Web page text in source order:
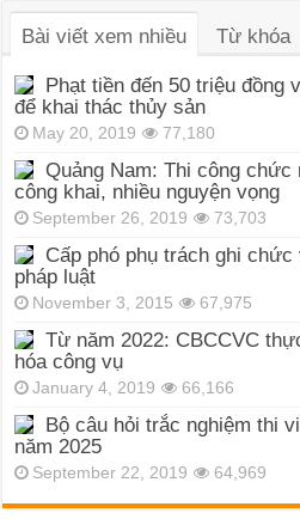
Bài viết xem nhiều Từ khóa
Phạt tiền đến 50 triệu đồng
để khai thác thủy sản
May 20, 2019 77,180
Quảng Nam: Thi công chức
công khai, nhiều nguyện vọng
September 26, 2019 73,703
Cấp phó phụ trách ghi chức
pháp luật
November 3, 2015 67,975
Từ năm 2022: CBCCVC
hóa công vụ
January 4, 2019 66,166
Bộ câu hỏi trắc nghiệm thi
năm 2025
September 22, 2019 64,969